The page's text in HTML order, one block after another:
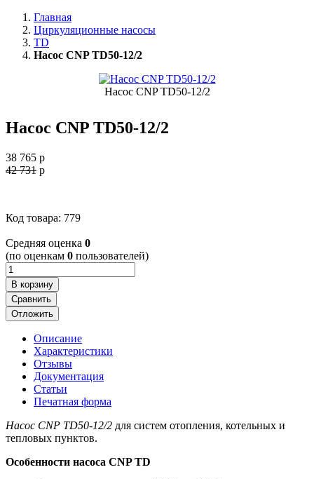
Главная
Циркуляционные насосы
TD
Насос CNP TD50-12/2
Насос CNP TD50-12/2
Насос CNP TD50-12/2
38 765 p
42 731 p
Код товара: 779
Cредняя оценка 0
(по оценкам 0 пользователей)
В корзину
Сравнить
Отложить
Описание
Характеристики
Отзывы
Документация
Статьи
Печатная форма
Насос CNP TD50-12/2 для систем отопления, котельных и
тепловых пунктов.
Особенности насоса CNP TD